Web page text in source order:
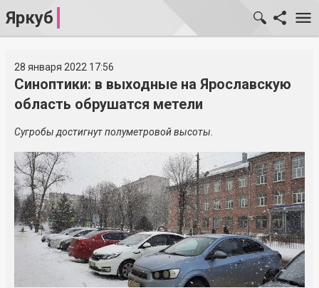
Яркуб
28 января 2022 17:56
Синоптики: в выходные на Ярославскую
область обрушатся метели
Сугробы достигнут полуметровой высоты.